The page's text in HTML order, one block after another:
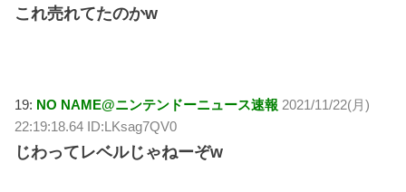
これ売れてたのかw
19: NO NAME@ニンテンドーニュース速報 2021/11/22(月)
22:19:18.64 ID:LKsag7QV0
じわってレベルじゃねーぞw